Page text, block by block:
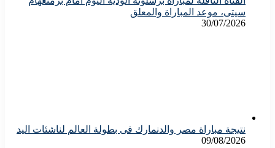
سيتى، موعد المباراة والمعلق
30/07/2026
نتيجة مباراة مصر والدنمارك فى بطولة العالم لناشئات اليد
09/08/2026